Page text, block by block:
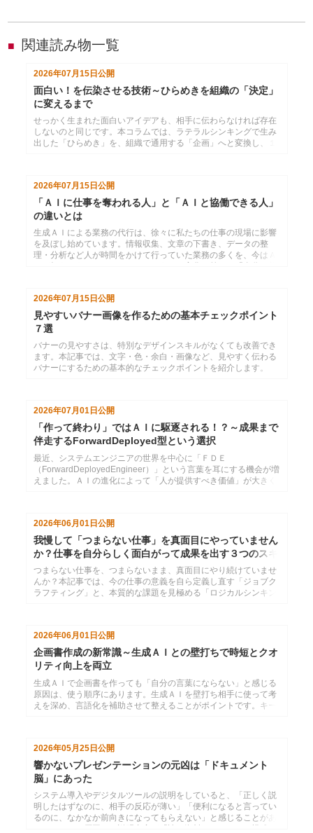
■ 関連読み物一覧
2026年07月15日公開
面白い！を伝染させる技術～ひらめきを組織の「決定」
に変えるまで
せっかく生まれた面白いアイデアも、相手に伝わらなければ存在
しないのと同じです。本コラムでは、ラテラルシンキングで生み
出した「ひらめき」を、組織で通用する「企画」へと変換し、１
2026年07月15日 公開
「ＡＩに仕事を奪われる人」と「ＡＩと協働できる人」
の違いとは
生成ＡＩによる業務の代行は、徐々に私たちの仕事の現場に影響
を及ぼし始めています。情報収集、文章の下書き、データの整
理・分析など人が時間をかけて行っていた業務の多くを、今はＡ
と」を見極め、力を注ぐ姿勢が重要です。本コラムでは、必要な
視点と具体的に強化すべき３つのスキルについてお伝えします。
2026年07月15日公開
見やすいバナー画像を作るための基本チェックポイント
７選
バナーの見やすさは、特別なデザインスキルがなくても改善でき
ます。本記事では、文字・色・余白・画像など、見やすく伝わる
バナーにするための基本的なチェックポイントを紹介します。
2026年07月01日 公開
「作って終わり」ではＡＩに駆逐される！？～成果まで
伴走するForwardDeployed型という選択
最近、システムエンジニアの世界を中心に「ＦＤＥ
（ForwardDeployedEngineer）」という言葉を耳にする機会が増
えました。ＡＩの進化によって「人が提供すべき価値」が大きく
社の仕事にどう取り入れればよいのかを、具体的に整理してお伝
えします。
2026年06月01日 公開
我慢して「つまらない仕事」を真面目にやっていません
か？仕事を自分らしく面白がって成果を出す３つのスキ
ル
つまらない仕事を、つまらないまま、真面目にやり続けていませ
んか？本記事では、今の仕事の意義を自ら定義し直す「ジョブク
ラフティング」と、本質的な課題を見極める「ロジカルシンキン
2026年06月01日 公開
企画書作成の新常識～生成ＡＩとの壁打ちで時短とクオ
リティ向上を両立
生成ＡＩで企画書を作っても「自分の言葉にならない」と感じる
原因は、使う順序にあります。生成ＡＩを壁打ち相手に使って考
えを深め、言語化を補助させて整えることがポイントです。キー
2026年05月25日 公開
響かないプレゼンテーションの元凶は「ドキュメント
脳」にあった
システム導入やデジタルツールの説明をしていると、「正しく説
明したはずなのに、相手の反応が薄い」「便利になると言ってい
るのに、なかなか前向きになってもらえない」と感じることがあ